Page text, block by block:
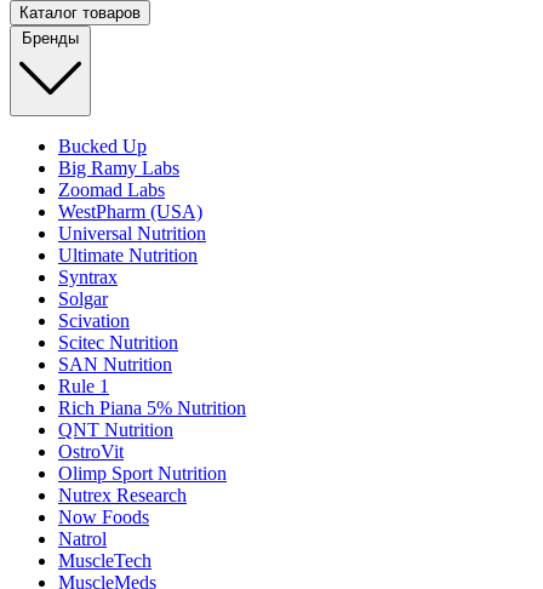
Каталог товаров
Бренды
Bucked Up
Big Ramy Labs
Zoomad Labs
WestPharm (USA)
Universal Nutrition
Ultimate Nutrition
Syntrax
Solgar
Scivation
Scitec Nutrition
SAN Nutrition
Rule 1
Rich Piana 5% Nutrition
QNT Nutrition
OstroVit
Olimp Sport Nutrition
Nutrex Research
Now Foods
Natrol
MuscleTech
MuscleMeds